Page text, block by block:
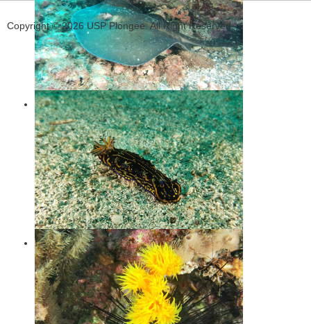
Copyright © 2026 USP Plongée. All Right Reserved.